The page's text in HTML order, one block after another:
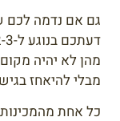
גם אם נדמה
מהן לא יהיה
מבלי להיאחז
כל אחת